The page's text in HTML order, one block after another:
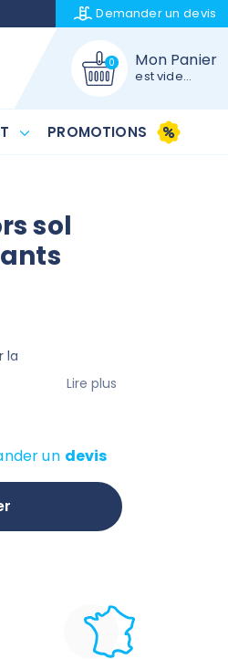
Demander un devis
0 Mon Panier
est vide...
PROMOTIONS
sol
la
pour
Lire plus
un devis